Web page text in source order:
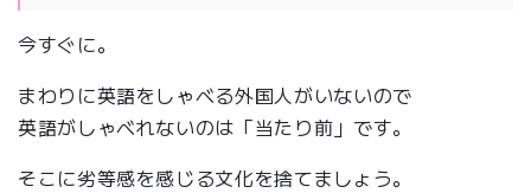
今すぐに。
まわりに英語をしゃべる外国人がいないので
英語がしゃべれないのは「当たり前」です。
そこに劣等感を感じる文化を捨てましょう。